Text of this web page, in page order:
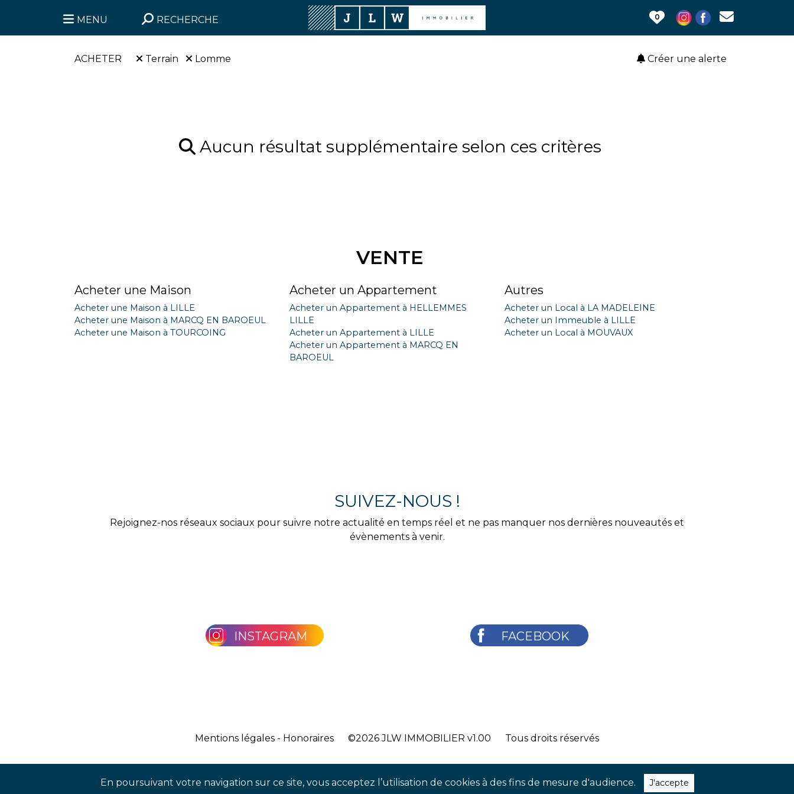
En poursuivant votre navigation sur ce site, vous acceptez l’utilisation de cookies à des fins de mesure d'audience. J'accepte
MENU RECHERCHE 0
Créer une alerte
ACHETER Terrain Lomme
Aucun résultat supplémentaire selon ces critères
VENTE
Acheter une Maison
Acheter une Maison à LILLE
Acheter une Maison à MARCQ EN BAROEUL
Acheter une Maison à TOURCOING
Acheter un Appartement
Acheter un Appartement à HELLEMMES
LILLE
Acheter un Appartement à LILLE
Acheter un Appartement à MARCQ EN
BAROEUL
Autres
Acheter un Local à LA MADELEINE
Acheter un Immeuble à LILLE
Acheter un Local à MOUVAUX
SUIVEZ-NOUS !
Rejoignez-nos réseaux sociaux pour suivre notre actualité en temps réel et ne pas manquer nos dernières nouveautés et
évènements à venir.
INSTAGRAM FACEBOOK
Mentions légales - Honoraires ©2026JLW IMMOBILIER v1.00 Tous droits réservés